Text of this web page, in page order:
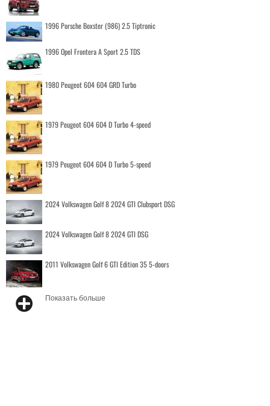
1996 Porsche Boxster (986) 2.5 Tiptronic
1996 Opel Frontera A Sport 2.5 TDS
1980 Peugeot 604 604 GRD Turbo
1979 Peugeot 604 604 D Turbo 4-speed
1979 Peugeot 604 604 D Turbo 5-speed
2024 Volkswagen Golf 8 2024 GTI Clubsport DSG
2024 Volkswagen Golf 8 2024 GTI DSG
2011 Volkswagen Golf 6 GTI Edition 35 5-doors
Показать больше